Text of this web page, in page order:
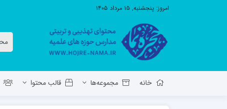
امروز: پنجشنبه, ۱۵ مرداد ۱۴۰۵
خانه مجموعه‌ها قالب محتوا